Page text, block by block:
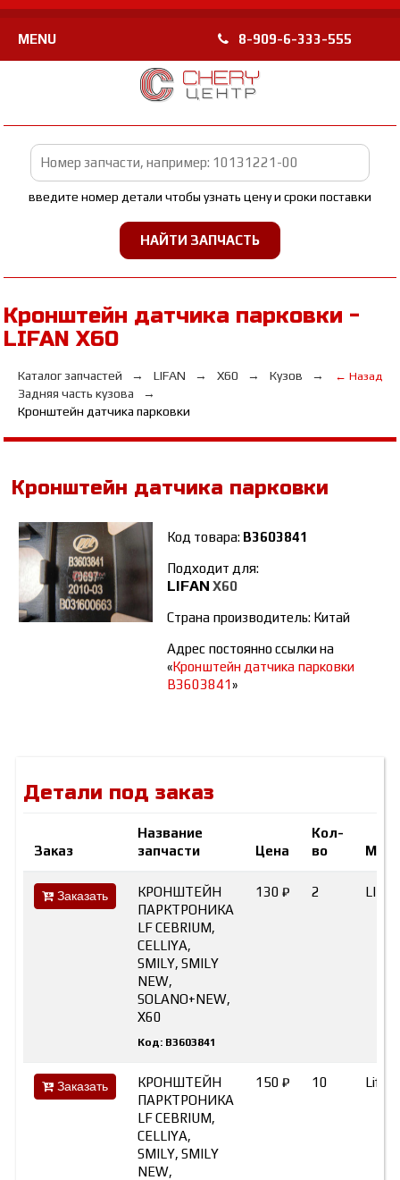
MENU 8-909-6-333-555
введите номер детали чтобы узнать цену и сроки поставки
Кронштейн датчика парковки -
LIFAN Х60
Каталог запчастей LIFAN Х60
Кузов
Задняя часть кузова
Кронштейн датчика парковки
← Назад
Кронштейн датчика парковки
Код товара: B3603841
Подходит для:
LIFAN Х60
Страна производитель: Китай
Адрес постоянно ссылки на
«Кронштейн датчика парковки
B3603841»
Детали под заказ
Заказ
Название
запчасти
Цена
Кол-
во
Заказать
КРОНШТЕЙН
ПАРКТРОНИКА
LF CEBRIUM,
CELLIYA,
SMILY, SMILY
NEW,
SOLANO+NEW,
X60
Код: B3603841
130 ₽ 2
Заказать
КРОНШТЕЙН
ПАРКТРОНИКА
LF CEBRIUM,
CELLIYA,
SMILY, SMILY
NEW,
150 ₽ 10 Lifan